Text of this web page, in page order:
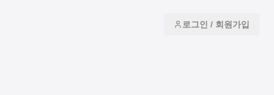
로그인 / 회원가입